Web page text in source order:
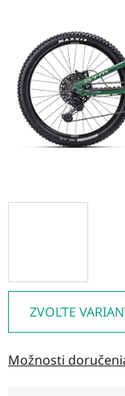
ZVOĽTE
Možnosti
hviezdičiek.